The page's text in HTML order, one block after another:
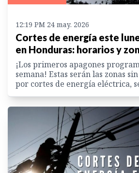
12:19 PM 24 may. 2026
Cortes de energía este
en Honduras: horarios y
¡Los primeros apagones
semana! Estas serán las zonas
por cortes de energía eléctrica,